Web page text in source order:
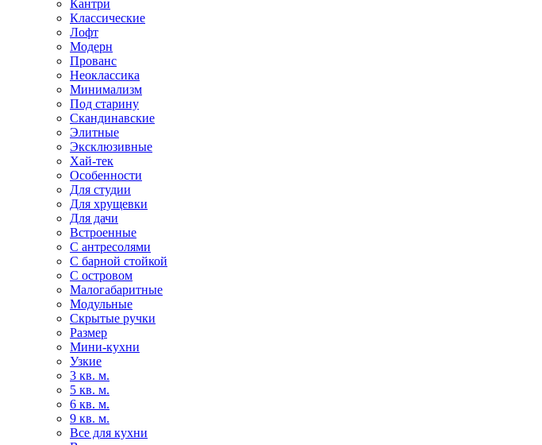
Кантри
Классические
Лофт
Модерн
Прованс
Неоклассика
Минимализм
Под старину
Скандинавские
Элитные
Эксклюзивные
Хай-тек
Особенности
Для студии
Для хрущевки
Для дачи
Встроенные
С антресолями
С барной стойкой
С островом
Малогабаритные
Модульные
Скрытые ручки
Размер
Мини-кухни
Узкие
3 кв. м.
5 кв. м.
6 кв. м.
9 кв. м.
Все для кухни